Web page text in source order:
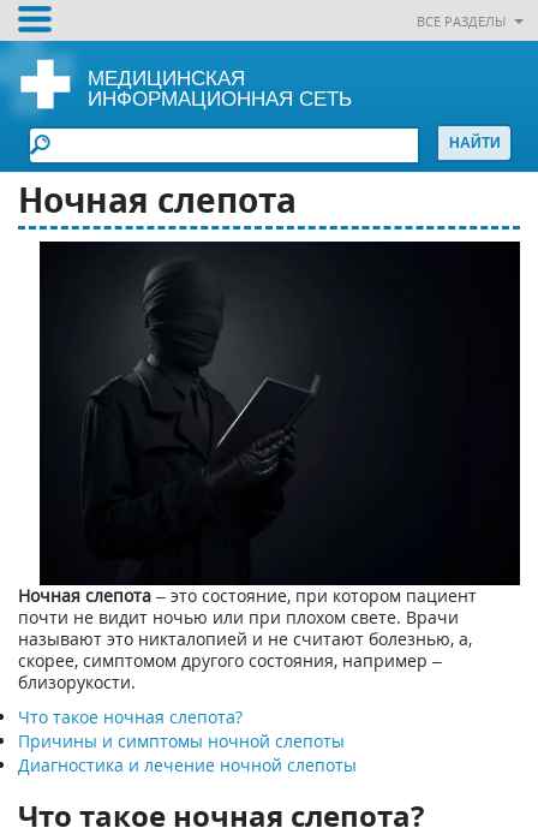
ВСЕ РАЗДЕЛЫ
МЕДИЦИНСКАЯ
ИНФОРМАЦИОННАЯ СЕТЬ
Ночная слепота
Ночная слепота – это состояние, при котором пациент
почти не видит ночью или при плохом свете. Врачи
называют это никталопией и не считают болезнью, а,
скорее, симптомом другого состояния, например –
близорукости.
Что такое ночная слепота?
Причины и симптомы ночной слепоты
Диагностика и лечение ночной слепоты
Что такое ночная слепота?